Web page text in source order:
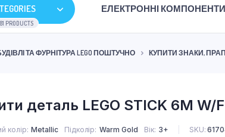
PRODUCTS
ЕЛЕКТРОННІ КОМПОНЕНТИ
ТА ФУРНІТУРА LEGO ПОШТУЧНО КУПИТИ ЗНАКИ,
деталь LEGO STICK 6M
колір Metallic Підколір Warm Gold Вік 3+ SKU: